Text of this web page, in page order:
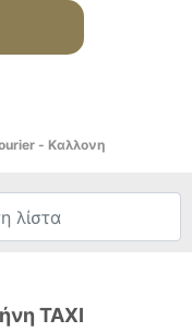
- Καλλονη
ΤΑΧΙ